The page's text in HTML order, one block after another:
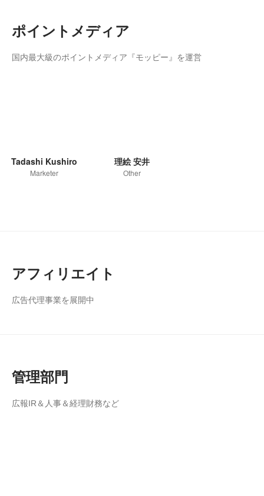
ポイントメディア
国内最大級のポイントメディア『モッピー』を運営
Tadashi Kushiro
Marketer
理絵 安井
Other
アフィリエイト
広告代理事業を展開中
管理部門
広報IR＆人事＆経理財務など